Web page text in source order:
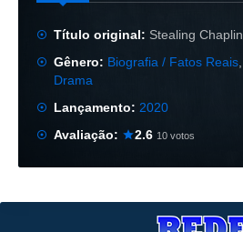
Título original: Stealing Chaplin
Gênero: Biografia / Fatos Reais
Drama
Lançamento: 2020
Avaliação:
2.6 10 votos